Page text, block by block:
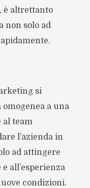
è altrettanto
non solo ad
si
a una
al team
l’azienda in
ad attingere
all’esperienza
condizioni.